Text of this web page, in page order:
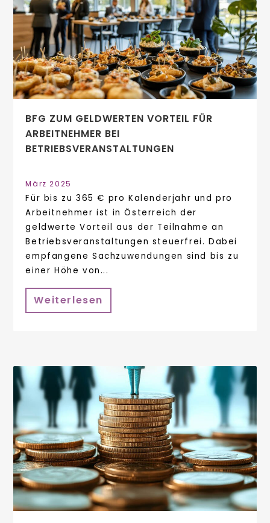
BFG ZUM GELDWERTEN VORTEIL FÜR
ARBEITNEHMER BEI
BETRIEBSVERANSTALTUNGEN
März 2025
Für bis zu 365 € pro Kalenderjahr und pro
Arbeitnehmer ist in Österreich der
geldwerte Vorteil aus der Teilnahme an
Betriebsveranstaltungen steuerfrei. Dabei
empfangene Sachzuwendungen sind bis zu
einer Höhe von...
Weiterlesen